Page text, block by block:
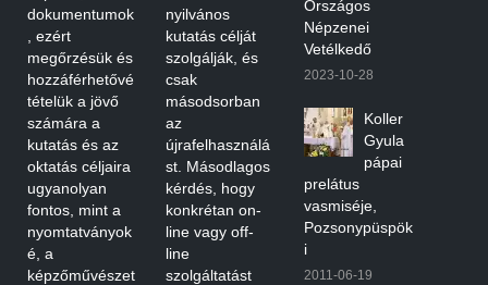
dokumentumok
, ezért
megőrzésük és
hozzáférhetővé
tételük a jövő
számára a
kutatás és az
oktatás céljaira
ugyanolyan
fontos, mint a
nyomtatványok
é, a
képzőművészet
nyilvános
kutatás célját
szolgálják, és
csak
másodsorban
az
újrafelhasználá
st. Másodlagos
kérdés, hogy
konkrétan on-
line vagy off-
line
szolgáltatást
Országos
Népzenei
Vetélkedő
2023-10-28
Koller
Gyula
pápai
prelátus
vasmiséje,
Pozsonypüspök
i
2011-06-19